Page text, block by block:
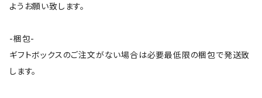
ようお願い致します。
-梱包-
ギフトボックスのご注文がない場合は必要最低限の梱包で発送致
します。